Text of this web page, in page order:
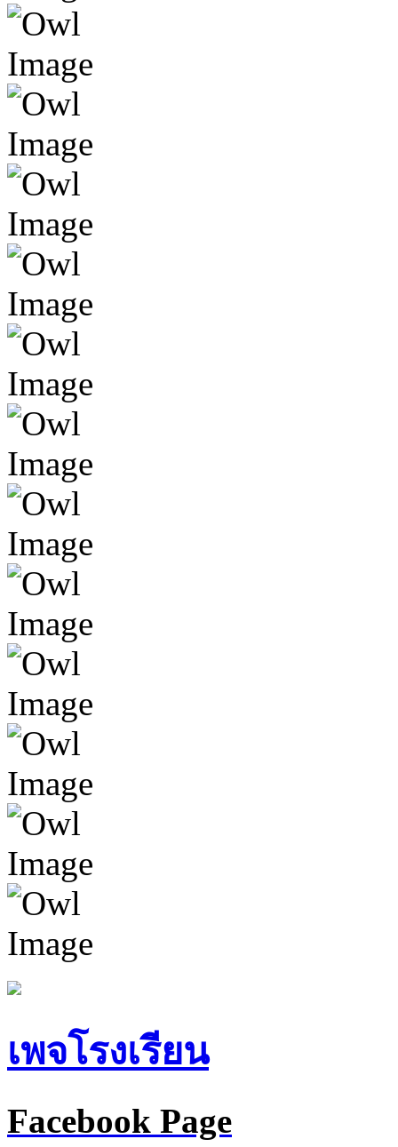
เพจโรงเรียน
Facebook Page